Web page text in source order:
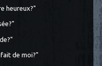
heureux?"
de moi?"